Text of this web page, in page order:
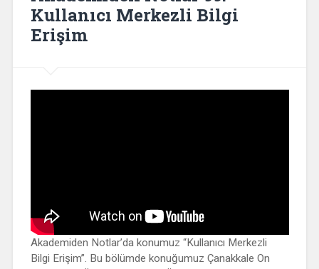
Kullanıcı Merkezli Bilgi
Erişim
Akademiden Notlar’da konumuz “Kullanıcı Merkezli
Bilgi Erişim”. Bu bölümde konuğumuz Çanakkale On